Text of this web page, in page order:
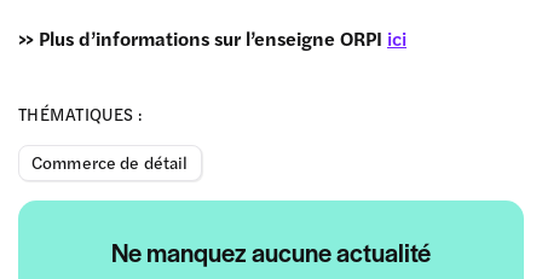
THÉMATIQUES :
Commerce de détail
Ne manquez aucune actualité
>> Plus d’informations sur l’enseigne ORPI ici